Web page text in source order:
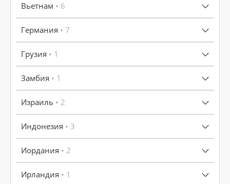
Вьетнам • 6
Германия • 7
Грузия • 1
Замбия • 1
Израиль • 2
Индонезия • 3
Иордания • 2
Ирландия • 1